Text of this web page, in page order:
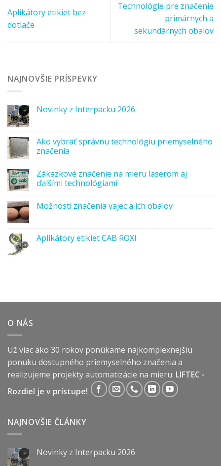
Aplikátory etikiet bez
dotlače
Technológie pre značenie
primárnych a
sekundárnych obalov
NAJNOVŠIE PRÍSPEVKY
Novinky z Interpacku 2026
Ako vybrať správnu technológiu priemyselného
značenia
Zákazkové značenie na mieru laserom aj
ďalšími technológiami
Možnosti značenia vajec a ich obalov
Aplikátory etikiet CAB ROXI
O NÁS
Už viac ako 30 rokov ponúkame najkomplexnejšiu
ponuku dostupného priemyselného značenia a
realizujeme projekty automatizácie na mieru. LIFTEC -
Rozdiel je v prístupe!
NAJNOVŠIE ČLÁNKY
Novinky z Interpacku 2026